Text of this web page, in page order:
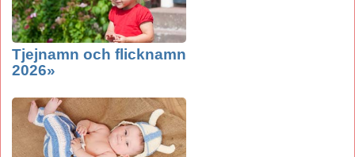
Tjejnamn och flicknamn
2026»